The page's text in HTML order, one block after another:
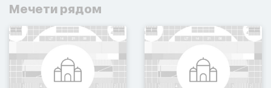
Мечети рядом